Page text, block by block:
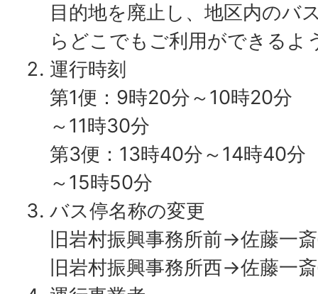
目的地を廃止し、地区内のバ
らどこでもご利用ができるよ
運行時刻
第1便：9時20分～10時20
～11時30分
第3便：13時40分～14時40
～15時50分
バス停名称の変更
旧岩村振興事務所前→佐藤一
旧岩村振興事務所西→佐藤一